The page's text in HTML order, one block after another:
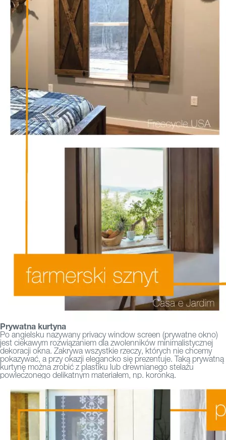
Prywatna kurtyna
Po angielsku nazywany privacy window screen (prywatne okno)
jest ciekawym rozwiązaniem dla zwolenników minimalistycznej
dekoracji okna. Zakrywa wszystkie rzeczy, których nie chcemy
pokazywać, a przy okazji elegancko się prezentuje. Taką prywatną
kurtynę można zrobić z plastiku lub drewnianego stelażu
powleczonego delikatnym materiałem, np. koronką.